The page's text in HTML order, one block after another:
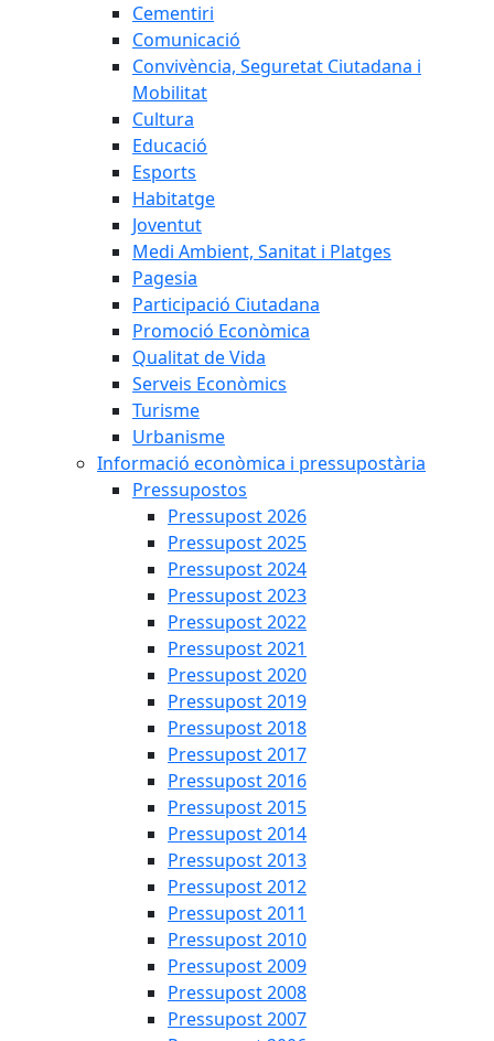
Cementiri
Comunicació
Convivència, Seguretat Ciutadana i
Mobilitat
Cultura
Educació
Esports
Habitatge
Joventut
Medi Ambient, Sanitat i Platges
Pagesia
Participació Ciutadana
Promoció Econòmica
Qualitat de Vida
Serveis Econòmics
Turisme
Urbanisme
Informació econòmica i pressupostària
Pressupostos
Pressupost 2026
Pressupost 2025
Pressupost 2024
Pressupost 2023
Pressupost 2022
Pressupost 2021
Pressupost 2020
Pressupost 2019
Pressupost 2018
Pressupost 2017
Pressupost 2016
Pressupost 2015
Pressupost 2014
Pressupost 2013
Pressupost 2012
Pressupost 2011
Pressupost 2010
Pressupost 2009
Pressupost 2008
Pressupost 2007